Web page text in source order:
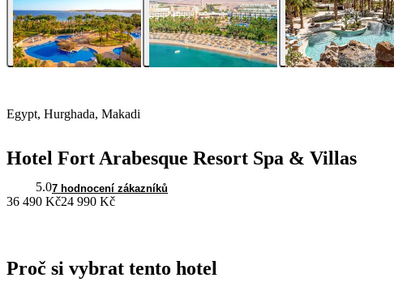
Egypt, Hurghada, Makadi
Hotel Fort Arabesque Resort Spa & Villas
5.07 hodnocení zákazníků
36 490 Kč24 990 Kč
Proč si vybrat tento hotel